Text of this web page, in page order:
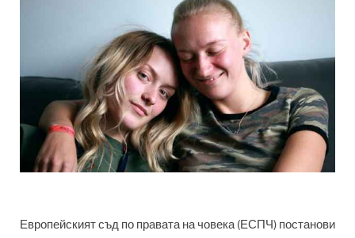
Европейският съд по правата на човека (ЕСПЧ) постанови